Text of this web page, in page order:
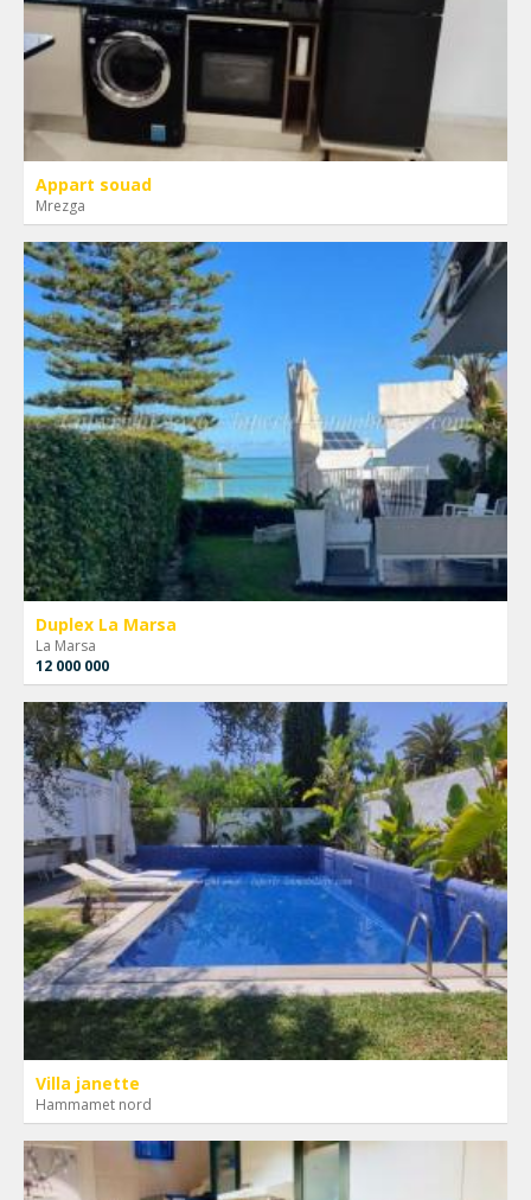
Appart souad
Mrezga
Duplex La Marsa
La Marsa
12 000 000
Villa janette
Hammamet nord